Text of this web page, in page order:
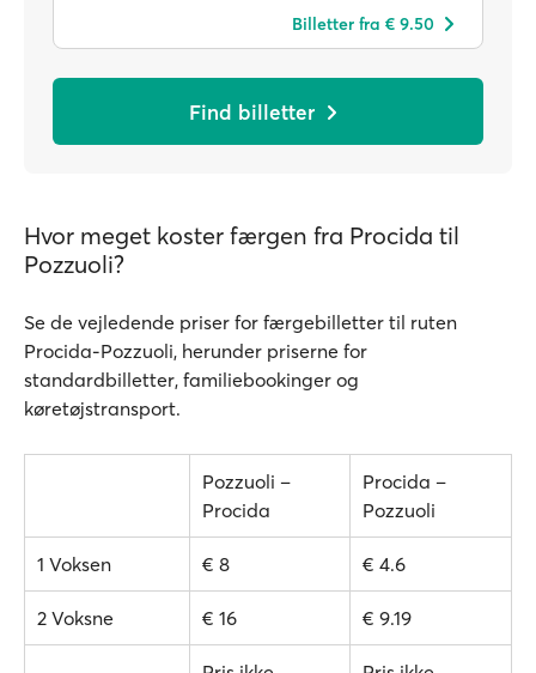
Billetter fra € 9.50
Find billetter
Hvor meget koster færgen fra Procida til
Pozzuoli?
Se de vejledende priser for færgebilletter til ruten
Procida-Pozzuoli, herunder priserne for
standardbilletter, familiebookinger og
køretøjstransport.
Pozzuoli –
Procida
Procida –
Pozzuoli
1 Voksen € 8 € 4.6
2 Voksne € 16 € 9.19